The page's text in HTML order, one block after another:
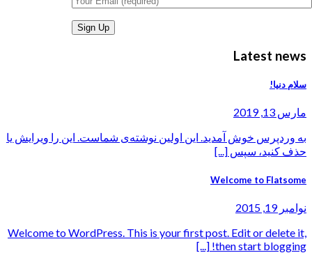
Latest news
سلام دنیا!
مارس 13, 2019
به وردپرس خوش آمدید. این اولین نوشته‌ی شماست. این را ویرایش یا
حذف کنید، سپس [...]
Welcome to Flatsome
نوامبر 19, 2015
Welcome to WordPress. This is your first post. Edit or delete it,
then start blogging! [...]